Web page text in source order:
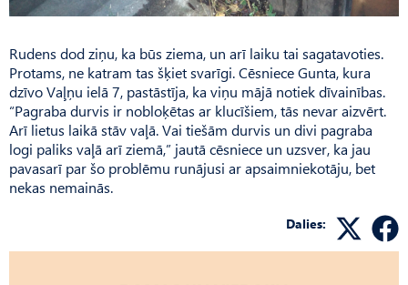
Rudens dod ziņu, ka būs ziema, un arī laiku tai sagatavoties.
Protams, ne katram tas šķiet svarīgi. Cēsniece Gunta, kura
dzīvo Vaļņu ielā 7, pastāstīja, ka viņu mājā notiek dīvainības.
“Pagraba durvis ir nobloķētas ar klucīšiem, tās nevar aizvērt.
Arī lietus laikā stāv vaļā. Vai tiešām durvis un divi pagraba
logi paliks vaļā arī ziemā,” jautā cēsniece un uzsver, ka jau
pavasarī par šo problēmu runājusi ar apsaimniekotāju, bet
nekas nemainās.
Dalies: